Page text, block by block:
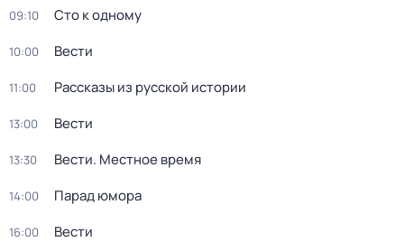
09:10 Сто к одному
10:00 Вести
11:00 Рассказы из русской истории
13:00 Вести
13:30 Вести. Местное время
14:00 Парад юмора
16:00 Вести